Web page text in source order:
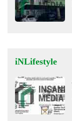
iNLifestyle